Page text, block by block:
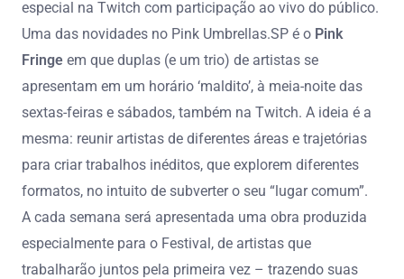
especial na Twitch com participação ao vivo do público.
Uma das novidades no Pink Umbrellas.SP é o Pink
Fringe em que duplas (e um trio) de artistas se
apresentam em um horário ‘maldito’, à meia-noite das
sextas-feiras e sábados, também na Twitch. A ideia é a
mesma: reunir artistas de diferentes áreas e trajetórias
para criar trabalhos inéditos, que explorem diferentes
formatos, no intuito de subverter o seu “lugar comum”.
A cada semana será apresentada uma obra produzida
especialmente para o Festival, de artistas que
trabalharão juntos pela primeira vez – trazendo suas